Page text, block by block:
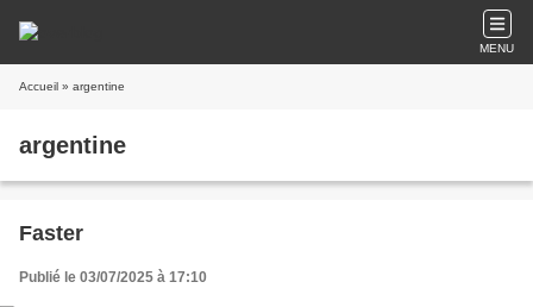
MENU
Accueil » argentine
argentine
Faster
Publié le 03/07/2025 à 17:10